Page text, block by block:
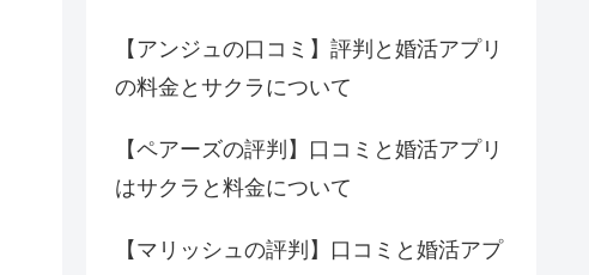
【アンジュの口コミ】評判と婚活アプリ
の料金とサクラについて
【ペアーズの評判】口コミと婚活アプリ
はサクラと料金について
【マリッシュの評判】口コミと婚活アプ